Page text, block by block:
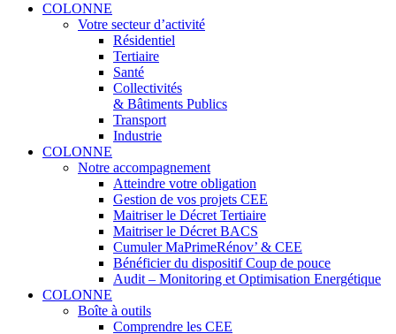
COLONNE
Votre secteur d’activité
Résidentiel
Tertiaire
Santé
Collectivités
& Bâtiments Publics
Transport
Industrie
COLONNE
Notre accompagnement
Atteindre votre obligation
Gestion de vos projets CEE
Maitriser le Décret Tertiaire
Maitriser le Décret BACS
Cumuler MaPrimeRénov’ & CEE
Bénéficier du dispositif Coup de pouce
Audit – Monitoring et Optimisation Energétique
COLONNE
Boîte à outils
Comprendre les CEE